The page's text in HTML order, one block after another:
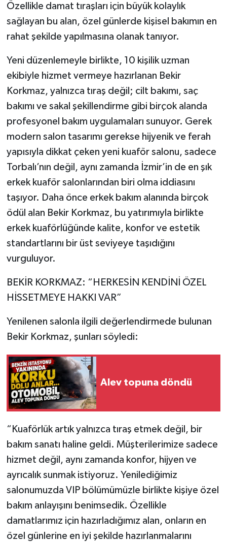
Özellikle damat tıraşları için büyük kolaylık
sağlayan bu alan, özel günlerde kişisel bakımın en
rahat şekilde yapılmasına olanak tanıyor.
Yeni düzenlemeyle birlikte, 10 kişilik uzman
ekibiyle hizmet vermeye hazırlanan Bekir
Korkmaz, yalnızca tıraş değil; cilt bakımı, saç
bakımı ve sakal şekillendirme gibi birçok alanda
profesyonel bakım uygulamaları sunuyor. Gerek
modern salon tasarımı gerekse hijyenik ve ferah
yapısıyla dikkat çeken yeni kuaför salonu, sadece
Torbalı’nın değil, aynı zamanda İzmir’in de en şık
erkek kuaför salonlarından biri olma iddiasını
taşıyor. Daha önce erkek bakım alanında birçok
ödül alan Bekir Korkmaz, bu yatırımıyla birlikte
erkek kuaförlüğünde kalite, konfor ve estetik
standartlarını bir üst seviyeye taşıdığını
vurguluyor.
BEKİR KORKMAZ: “HERKESİN KENDİNİ ÖZEL
HİSSETMEYE HAKKI VAR”
Yenilenen salonla ilgili değerlendirmede bulunan
Bekir Korkmaz, şunları söyledi:
Alev topuna döndü
“Kuaförlük artık yalnızca tıraş etmek değil, bir
bakım sanatı haline geldi. Müşterilerimize sadece
hizmet değil, aynı zamanda konfor, hijyen ve
ayrıcalık sunmak istiyoruz. Yenilediğimiz
salonumuzda VIP bölümümüzle birlikte kişiye özel
bakım anlayışını benimsedik. Özellikle
damatlarımız için hazırladığımız alan, onların en
özel günlerine en iyi şekilde hazırlanmalarını